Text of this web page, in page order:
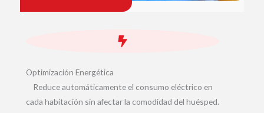
Optimización Energética
Reduce automáticamente el consumo eléctrico en
cada habitación sin afectar la comodidad del huésped.